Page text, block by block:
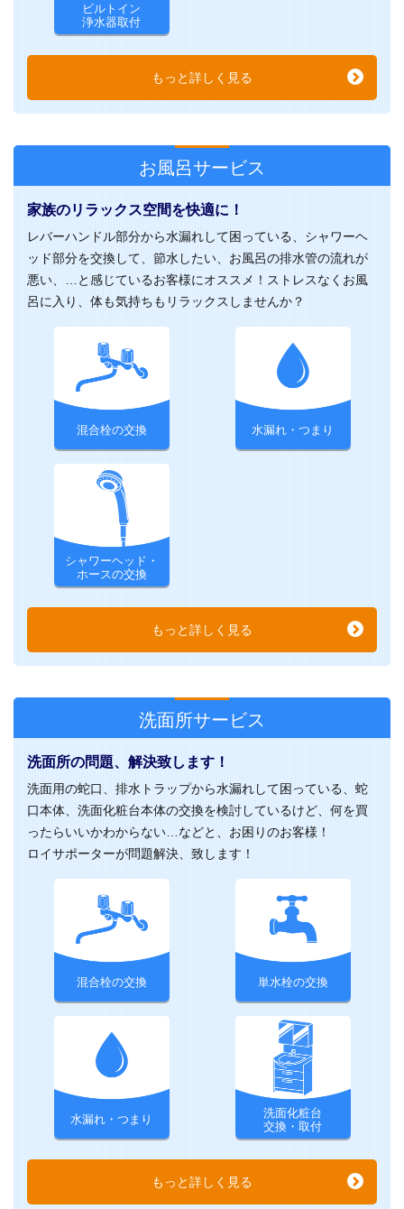
ビルトイン
浄水器取付
もっと詳しく見る
お風呂サービス
家族のリラックス空間を快適に！
レバーハンドル部分から水漏れして困っている、シャワーヘ
ッド部分を交換して、節水したい、お風呂の排水管の流れが
悪い、…と感じているお客様にオススメ！ストレスなくお風
呂に入り、体も気持ちもリラックスしませんか？
混合栓の交換 水漏れ・つまり
シャワーヘッド・
ホースの交換
もっと詳しく見る
洗面所サービス
洗面所の問題、解決致します！
洗面用の蛇口、排水トラップから水漏れして困っている、蛇
口本体、洗面化粧台本体の交換を検討しているけど、何を買
ったらいいかわからない…などと、お困りのお客様！
ロイサポーターが問題解決、致します！
混合栓の交換 単水栓の交換
水漏れ・つまり
洗面化粧台
交換・取付
もっと詳しく見る